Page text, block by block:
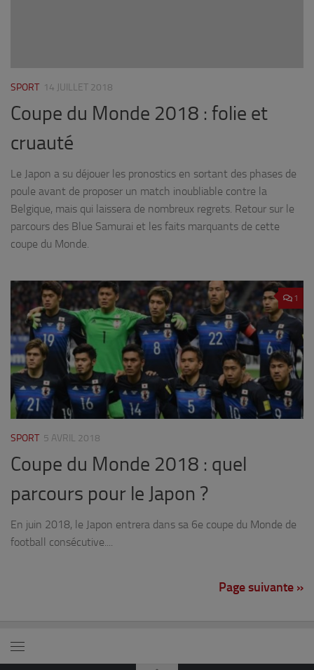
SPORT 14 JUILLET 2018
Coupe du Monde 2018 : folie et
cruauté
Le Japon a su déjouer les pronostics en sortant des phases de
poule avant de proposer un match inoubliable contre la
Belgique, mais qui laissera de nombreux regrets. Retour sur le
parcours des Blue Samurai et les faits marquants de cette
coupe du Monde.
1
SPORT 5 AVRIL 2018
Coupe du Monde 2018 : quel
parcours pour le Japon ?
En juin 2018, le Japon entrera dans sa 6e coupe du Monde de
football consécutive....
Page suivante »